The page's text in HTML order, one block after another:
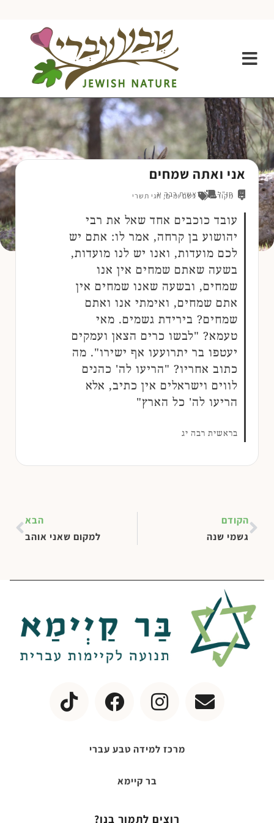
אני ואתה שמחים
חז"ל בראשית רבה יגמקורות גשם ומים, חגי תשרי
עובד כוכבים אחד שאל את רבי
יהושוע בן קרחה, אמר לו: אתם יש
לכם מועדות, ואנו יש לנו מועדות,
בשעה שאתם שמחים אין אנו
שמחים, ובשעה שאנו שמחים אין
אתם שמחים, ואימתי אנו ואתם
שמחים? בירידת גשמים. מאי
טעמא? "לבשו כרים הצאן ועמקים
יעטפו בר יתרועעו אף ישירו". מה
כתוב אחריו? "הריעו לה' כהנים
לווים וישראלים אין כתיב, אלא
הריעו לה' כל הארץ"
בראשית רבה יג
הקודם
גשמי שנה
הבא
למקום שאני אוהב
מרכז למידה טבע עברי
בר קיימא
רוצים לתמוך בנו?